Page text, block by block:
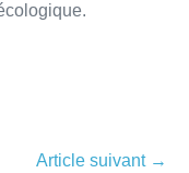
Article suivant →